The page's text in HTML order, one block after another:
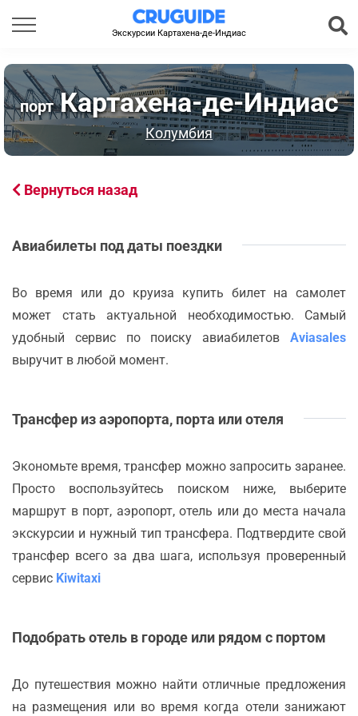
Экскурсии Картахена-де-Индиас
портКартахена-де-Индиас
Колумбия
Вернуться назад
Авиабилеты под даты поездки
Во время или до круиза купить билет на самолет
может стать актуальной необходимостью. Самый
удобный сервис по поиску авиабилетов Aviasales
выручит в любой момент.
Трансфер из аэропорта, порта или отеля
Экономьте время, трансфер можно запросить заранее.
Просто воспользуйтесь поиском ниже, выберите
маршрут в порт, аэропорт, отель или до места начала
экскурсии и нужный тип трансфера. Подтвердите свой
трансфер всего за два шага, используя проверенный
сервис Kiwitaxi
Подобрать отель в городе или рядом с портом
До путешествия можно найти отличные предложения
на размещения или во время когда отели занижают